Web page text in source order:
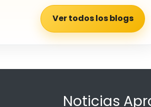
Ver todos los blogs
Noticias